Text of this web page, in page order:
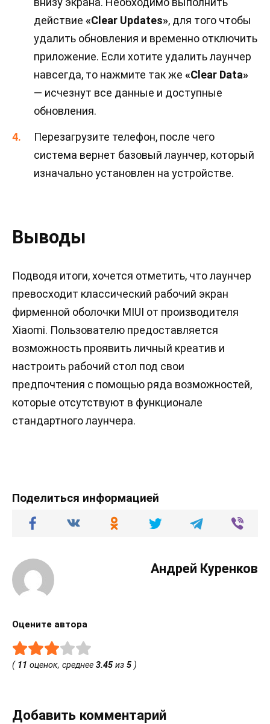
действие «Clear Updates», для того чтобы
удалить обновления и временно отключить
приложение. Если хотите удалить лаунчер
навсегда, то нажмите так же «Clear Data»
— исчезнут все данные и доступные
обновления.
Перезагрузите телефон, после чего
система вернет базовый лаунчер, который
изначально установлен на устройстве.
Выводы
Подводя итоги, хочется отметить, что лаунчер
превосходит классический рабочий экран
фирменной оболочки MIUI от производителя
Xiaomi. Пользователю предоставляется
возможность проявить личный креатив и
настроить рабочий стол под свои
предпочтения с помощью ряда возможностей,
которые отсутствуют в функционале
стандартного лаунчера.
Поделиться информацией
Андрей Куренков
Оцените автора
( 11 оценок, среднее 3.45 из 5 )
Добавить комментарий